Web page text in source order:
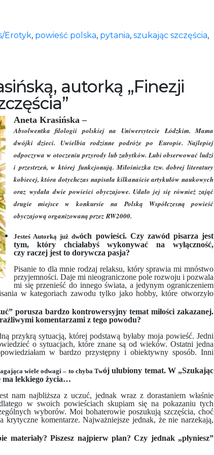
Erotyk, powieść polska, pytania, szukając szczęścia,
autorką „Finezji
Aneta Krasińska –
Absolwentka filologii polskiej na Uniwersytecie Łódzkim. Mama
dwójki dzieci. Uwielbia rodzinne podróże po Europie. Najlepiej
odpoczywa w otoczeniu przyrody lub zabytków. Lubi obserwować ludzi
i przestrzeń, w której funkcjonują. Miłośniczka tzw. dobrej literatury
kobiecej, która dotychczas napisała kilkanaście artykułów naukowych
oraz wydała dwie powieści obyczajowe. Udało jej się również zająć
drugie miejsce w konkursie na Polską Współczesną powieść
obyczajową organizowaną przez RW2000.
Jesteś Autorką już dwóch powieści. Czy zawód pisarza jest
tym, który chciałabyś wykonywać na wyłączność,
czy raczej jest to dorywcza pasja?
Pisanie to dla mnie rodzaj relaksu, który sprawia mi mnóstwo
przyjemności. Daje mi nieograniczone pole rozwoju i pozwala
mi się przenieść do innego świata, a jedynym ograniczeniem
w kategoriach zawodu tylko jako hobby, które otworzyło
porusza bardzo kontrowersyjny temat miłości zakazanej.
komentarzami z tego powodu?
przykrą sytuacją, której podstawą byłaby moja powieść. Jedni
o sytuacjach, które znane są od wieków. Ostatni jedna
w bardzo przystępny i obiektywny sposób. Inni
wiele odwagi – to chyba Twój ulubiony temat. W „Szukając
ma lekkiego życia…
nam najbliższa z uczuć, jednak wraz z dorastaniem właśnie
w swoich powieściach skupiam się na pokazaniu tych
wyborów. Moi bohaterowie poszukują szczęścia, choć
komentarze. Najważniejsze jednak, że nie narzekają,
materiały? Piszesz najpierw plan? Czy jednak „płyniesz”